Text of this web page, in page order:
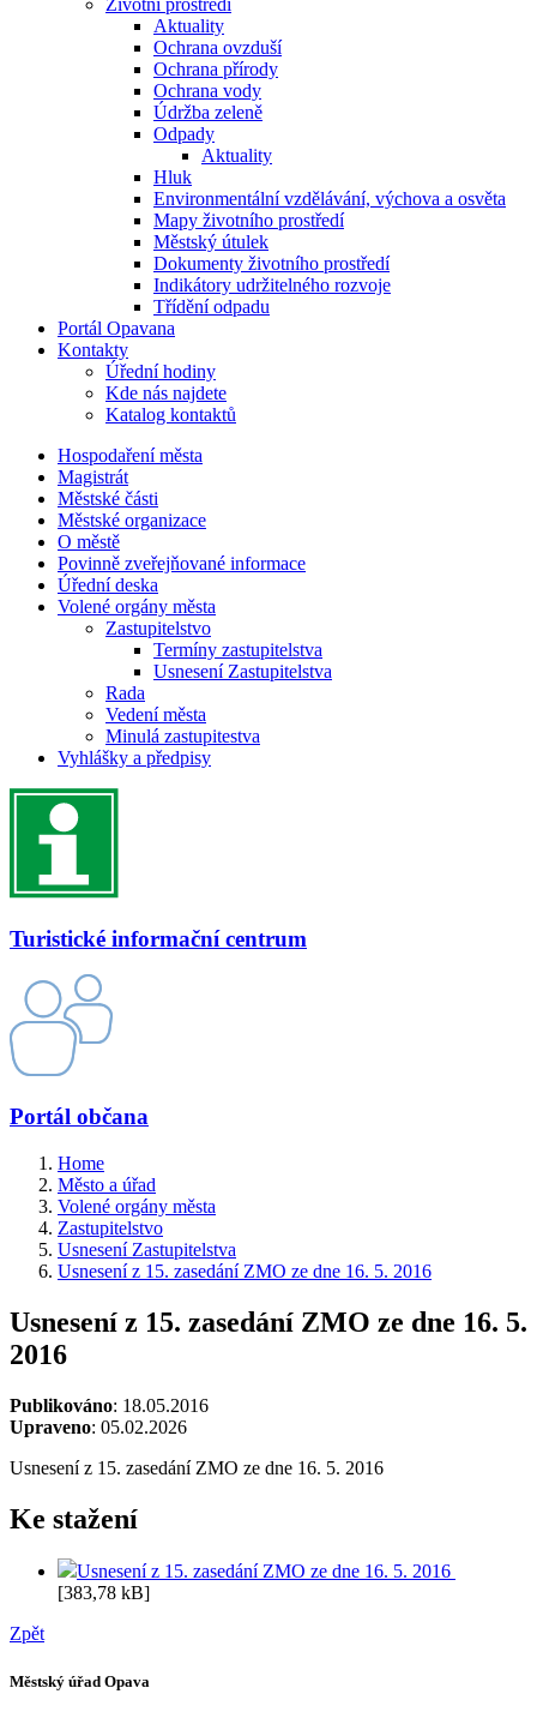
Životní prostředí
Aktuality
Ochrana ovzduší
Ochrana přírody
Ochrana vody
Údržba zeleně
Odpady
Aktuality
Hluk
Environmentální vzdělávání, výchova a osvěta
Mapy životního prostředí
Městský útulek
Dokumenty životního prostředí
Indikátory udržitelného rozvoje
Třídění odpadu
Portál Opavana
Kontakty
Úřední hodiny
Kde nás najdete
Katalog kontaktů
Hospodaření města
Magistrát
Městské části
Městské organizace
O městě
Povinně zveřejňované informace
Úřední deska
Volené orgány města
Zastupitelstvo
Termíny zastupitelstva
Usnesení Zastupitelstva
Rada
Vedení města
Minulá zastupitestva
Vyhlášky a předpisy
Turistické informační centrum
Portál občana
Home
Město a úřad
Volené orgány města
Zastupitelstvo
Usnesení Zastupitelstva
Usnesení z 15. zasedání ZMO ze dne 16. 5. 2016
Usnesení z 15. zasedání ZMO ze dne 16. 5.
2016
Publikováno: 18.05.2016
Upraveno: 05.02.2026
Usnesení z 15. zasedání ZMO ze dne 16. 5. 2016
Ke stažení
Usnesení z 15. zasedání ZMO ze dne 16. 5. 2016
[383,78 kB]
Zpět
Městský úřad Opava